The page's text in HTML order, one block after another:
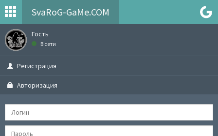
SvaRoG-GaMe.COM
Гость
В сети
Регистрация
Авторизация